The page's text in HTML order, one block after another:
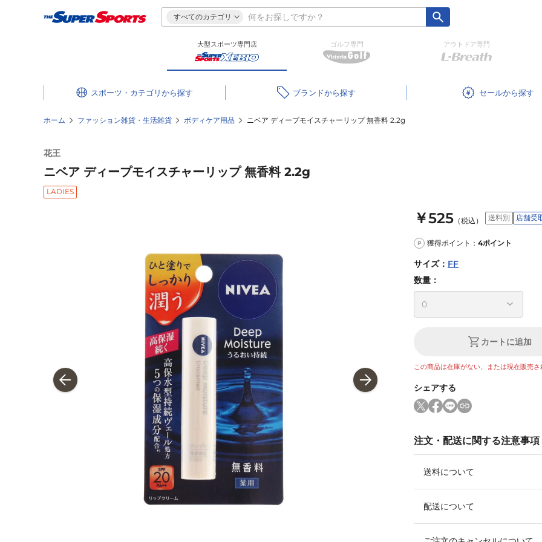
すべてのカテゴリ
大型スポーツ専門店 ゴルフ専門 アウトドア専門
スポーツ・カテゴリ ブランド セール
ホーム ファッション雑貨・生活雑貨 ボディケア用品 ニベア ディープモイスチャーリップ 無香料 2.2g
花王
ニベア ディープモイスチャーリップ 無香料 2.2g
LADIES
￥525 （税込） 送料別 店舗受
P 獲得ポイント： 4ポイント
サイズ： FF
数量：
カートに追加
この商品は在庫がない、または現在販売さ
シェアする
注文・配送に関する注意事項
送料について
配送について